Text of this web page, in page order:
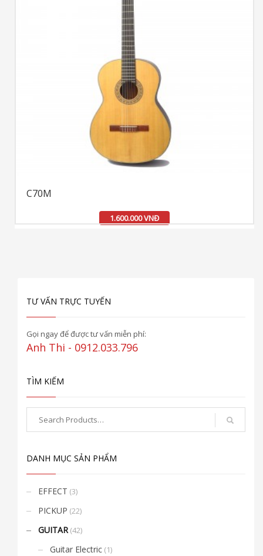
C70M
1.600.000 VNĐ
TƯ VẤN TRỰC TUYẾN
Gọi ngay để được tư vấn miễn phí:
Anh Thi - 0912.033.796
TÌM KIẾM
DANH MỤC SẢN PHẨM
EFFECT (3)
PICKUP (22)
GUITAR (42)
Guitar Electric (1)